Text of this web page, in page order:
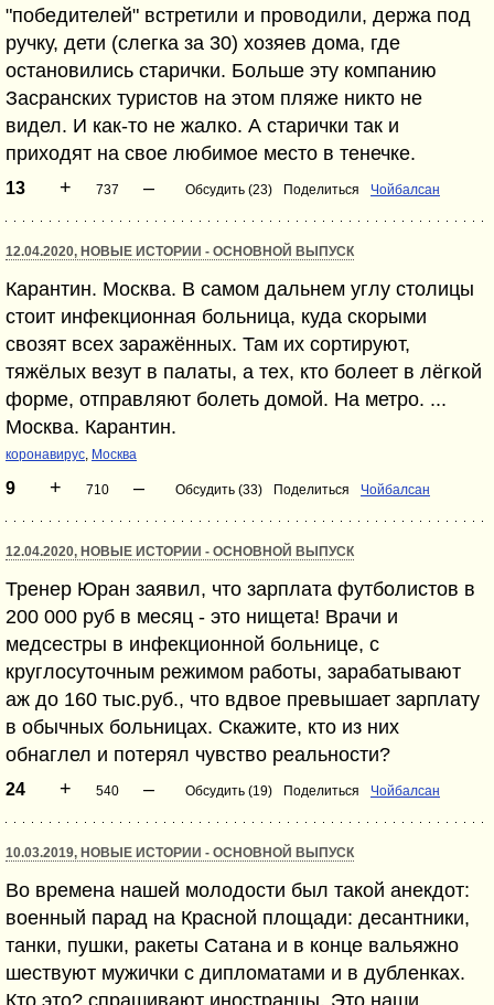
"победителей" встретили и проводили, держа под
ручку, дети (слегка за 30) хозяев дома, где
остановились старички. Больше эту компанию
Засранских туристов на этом пляже никто не
видел. И как-то не жалко. А старички так и
приходят на свое любимое место в тенечке.
13 + 737 – Обсудить (23) Поделиться Чойбалсан
12.04.2020, НОВЫЕ ИСТОРИИ - ОСНОВНОЙ ВЫПУСК
Карантин. Москва. В самом дальнем углу столицы
стоит инфекционная больница, куда скорыми
свозят всех заражённых. Там их сортируют,
тяжёлых везут в палаты, а тех, кто болеет в лёгкой
форме, отправляют болеть домой. На метро. ...
Москва. Карантин.
коронавирус, Москва
9 + 710 – Обсудить (33) Поделиться Чойбалсан
12.04.2020, НОВЫЕ ИСТОРИИ - ОСНОВНОЙ ВЫПУСК
Тренер Юран заявил, что зарплата футболистов в
200 000 руб в месяц - это нищета! Врачи и
медсестры в инфекционной больнице, с
круглосуточным режимом работы, зарабатывают
аж до 160 тыс.руб., что вдвое превышает зарплату
в обычных больницах. Скажите, кто из них
обнаглел и потерял чувство реальности?
24 + 540 – Обсудить (19) Поделиться Чойбалсан
10.03.2019, НОВЫЕ ИСТОРИИ - ОСНОВНОЙ ВЫПУСК
Во времена нашей молодости был такой анекдот:
военный парад на Красной площади: десантники,
танки, пушки, ракеты Сатана и в конце вальяжно
шествуют мужички с дипломатами и в дубленках.
Кто это? спрашивают иностранцы. Это наши